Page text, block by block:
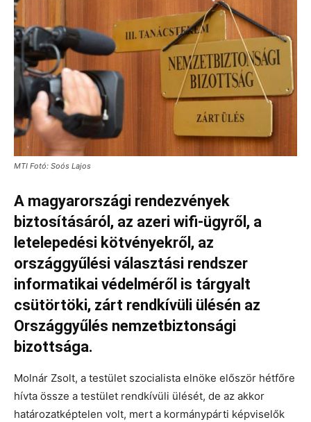
MTI Fotó: Soós Lajos
A magyarországi rendezvények
biztosításáról, az azeri wifi-ügyről, a
letelepedési kötvényekről, az
országgyűlési választási rendszer
informatikai védelméről is tárgyalt
csütörtöki, zárt rendkívüli ülésén az
Országgyűlés nemzetbiztonsági
bizottsága.
Molnár Zsolt, a testület szocialista elnöke először hétfőre
hívta össze a testület rendkívüli ülését, de az akkor
határozatképtelen volt, mert a kormánypárti képviselők